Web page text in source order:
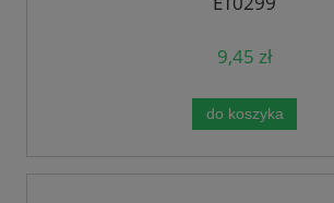
9,45 zł
do koszyka